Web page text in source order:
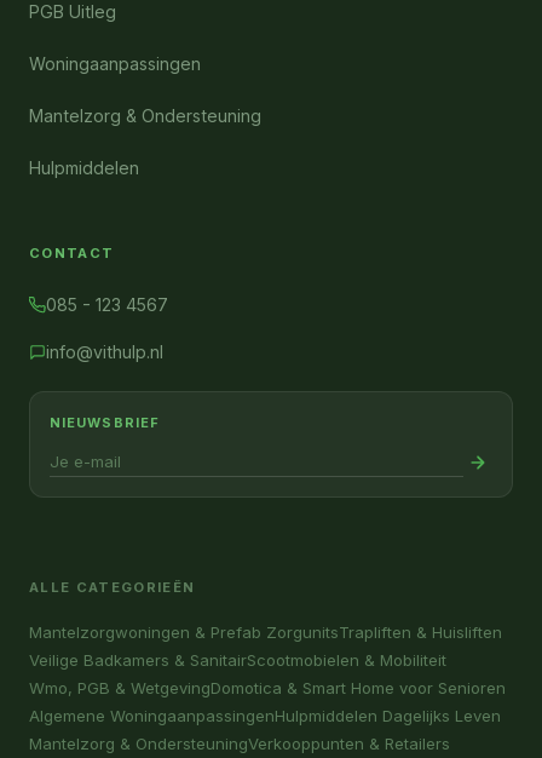
PGB Uitleg
Woningaanpassingen
Mantelzorg & Ondersteuning
Hulpmiddelen
CONTACT
085 - 123 4567
info@vithulp.nl
NIEUWSBRIEF
ALLE CATEGORIEËN
Mantelzorgwoningen & Prefab ZorgunitsTrapliften & Huisliften
Veilige Badkamers & SanitairScootmobielen & Mobiliteit
Wmo, PGB & WetgevingDomotica & Smart Home voor Senioren
Algemene WoningaanpassingenHulpmiddelen Dagelijks Leven
Mantelzorg & OndersteuningVerkooppunten & Retailers